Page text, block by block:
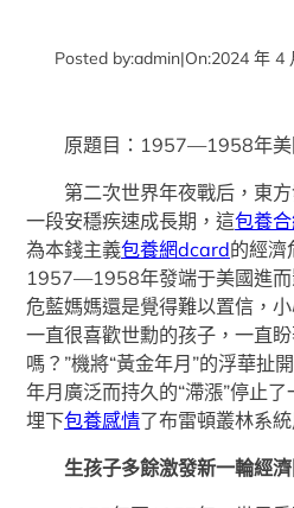
Posted by:admin|On:2024 年 4
原題目：1957—1958年美
第二次世界年夜戰后，東
一段安穩疾速成長期，這包養
為本錢主義包養網dcard的經濟
1957—1958年發端于美國進而
危藍媽媽還是覺得難以置信，
一直很喜歡世勳的孩子，一直
嗎？”機將“黃金年月”的浮華扯
年月廣泛而持久的“滯漲”停止
埋下包養感情了布雷頓叢林系
生孩子多餘激發新一輪經